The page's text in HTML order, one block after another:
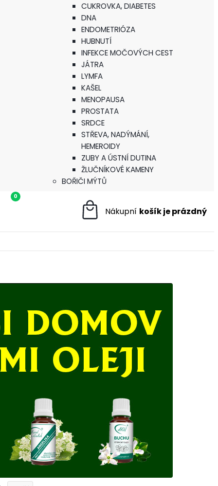
CUKROVKA, DIABETES
DNA
ENDOMETRIÓZA
HUBNUTÍ
INFEKCE MOČOVÝCH CEST
JÁTRA
LYMFA
KAŠEL
MENOPAUSA
PROSTATA
SRDCE
STŘEVA, NADÝMÁNÍ,
HEMEROIDY
ZUBY A ÚSTNÍ DUTINA
ŽLUČNÍKOVÉ KAMENY
BOŘIČI MÝTŮ
0